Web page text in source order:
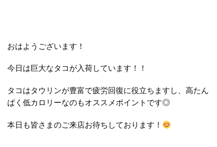
おはようございます！
今日は巨大なタコが入荷しています！！
タコはタウリンが豊富で疲労回復に役立ちますし、高たん
ぱく低カロリーなのもオススメポイントです◎
本日も皆さまのご来店お待ちしております！